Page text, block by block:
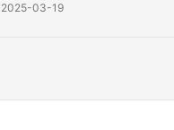
2025-03-19